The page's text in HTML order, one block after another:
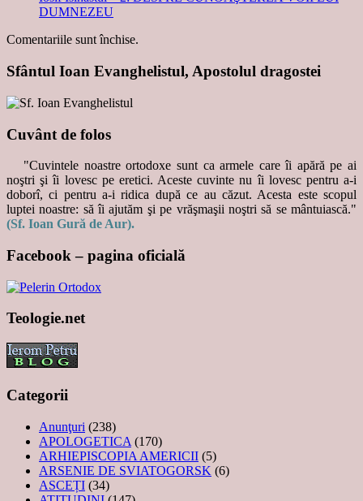
DUMNEZEU
Comentariile sunt închise.
Sfântul Ioan Evanghelistul, Apostolul dragostei
Cuvânt de folos
"Cuvintele noastre ortodoxe sunt ca armele care îi apără pe ai
noştri şi îi lovesc pe eretici. Aceste cuvinte nu îi lovesc pentru a-i
doborî, ci pentru a-i ridica după ce au căzut. Acesta este scopul
luptei noastre: să îi ajutăm şi pe vrăşmaşii noştri să se mântuiască."
(Sf. Ioan Gură de Aur).
Facebook – pagina oficială
Teologie.net
Categorii
Anunţuri (238)
APOLOGETICA (170)
ARHIEPISCOPIA AMERICII (5)
ARSENIE DE SVIATOGORSK (6)
ASCEȚI (34)